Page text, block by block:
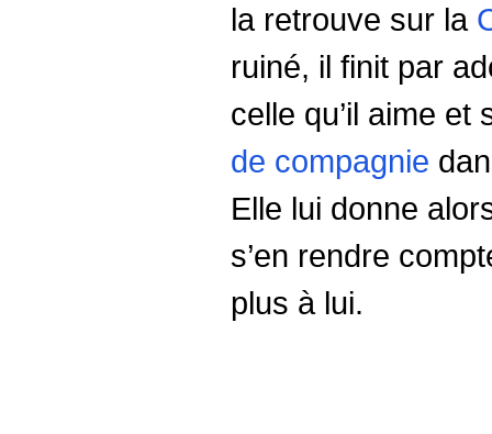
la retrouve sur la
ruiné, il finit par
celle qu’il aime et
de compagnie
Elle lui donne
s’en rendre
plus à lui.